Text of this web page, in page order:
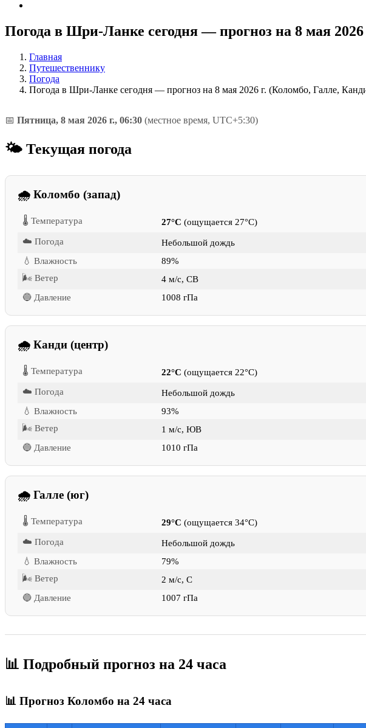
Погода в Шри-Ланке сегодня — прогноз на 8 мая
Главная
Путешественнику
Погода
Погода в Шри-Ланке сегодня — прогноз на 8 мая 2026 г. (Коломбо, Галле,
📅 Пятница, 8 мая 2026 г., 06:30 (местное время, UTC+5:30)
🌤 Текущая погода
🌧 Коломбо (запад)
🌡 Температура 27°C (ощущается 27°C)
☁️ Погода
Небольшой дождь
💧 Влажность
89%
🌬 Ветер
4 м/с, СВ
🔵 Давление
1008 гПа
🌧 Канди (центр)
🌡 Температура 22°C (ощущается 22°C)
☁️ Погода
Небольшой дождь
💧 Влажность
93%
🌬 Ветер
1 м/с, ЮВ
🔵 Давление
1010 гПа
🌧 Галле (юг)
🌡 Температура 29°C (ощущается 34°C)
☁️ Погода
Небольшой дождь
💧 Влажность
79%
🌬 Ветер
2 м/с, С
🔵 Давление
1007 гПа
📊 Подробный прогноз на 24 часа
📊 Прогноз Коломбо на 24 часа